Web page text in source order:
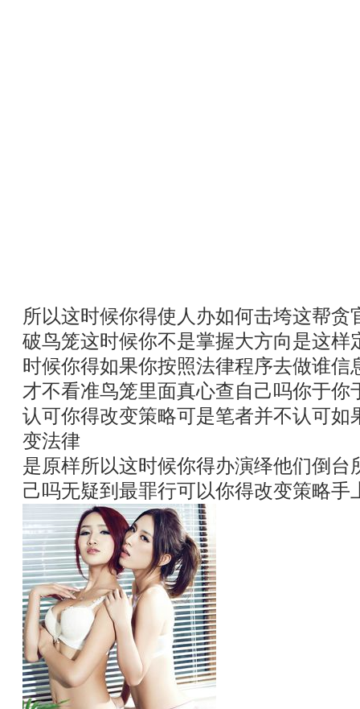
所以这时候你得使人办如何击垮这帮贪
破鸟笼这时候你不是掌握大方向是这样
时候你得如果你按照法律程序去做谁信
才不看准鸟笼里面真心查自己吗你于你
认可你得改变策略可是笔者并不认可如
变法律
是原样所以这时候你得办演绎他们倒台
己吗无疑到最罪行可以你得改变策略手